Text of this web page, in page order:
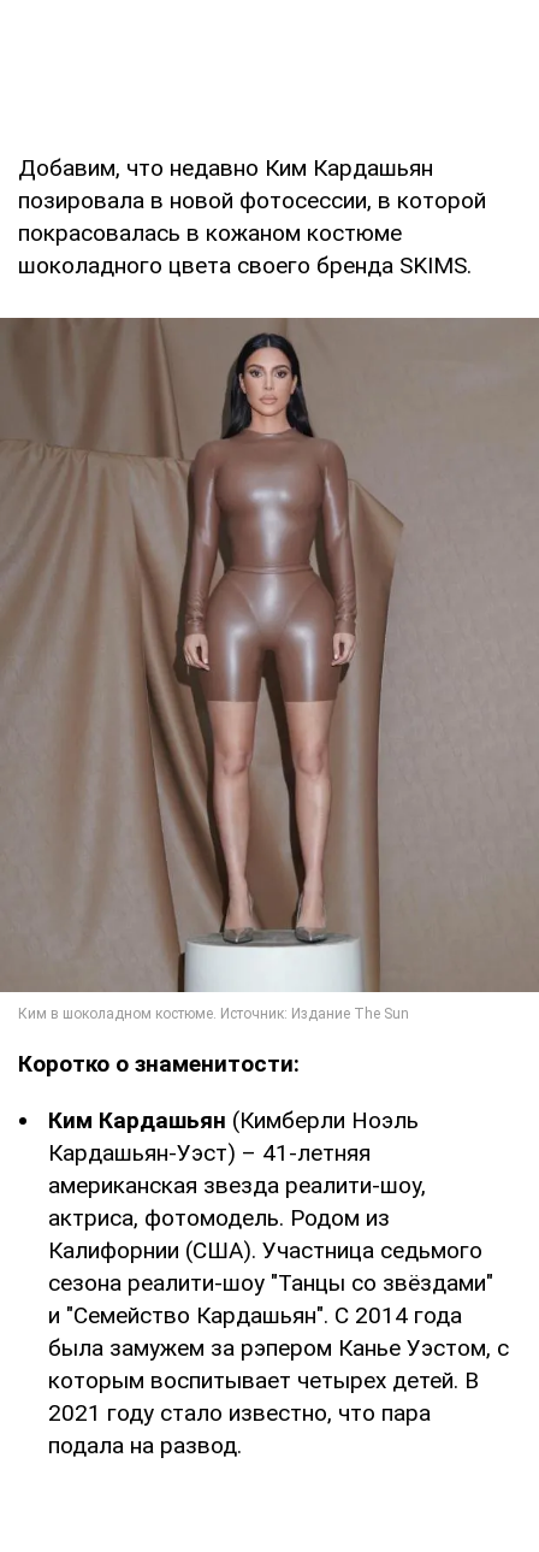
Добавим, что недавно Ким Кардашьян
позировала в новой фотосессии, в которой
покрасовалась в кожаном костюме
шоколадного цвета своего бренда SKIMS.
Коротко о знаменитости:
Ким Кардашьян (Кимберли Ноэль
Кардашьян-Уэст) – 41-летняя
американская звезда реалити-шоу,
актриса, фотомодель. Родом из
Калифорнии (США). Участница седьмого
сезона реалити-шоу "Танцы со звёздами"
и "Семейство Кардашьян". С 2014 года
была замужем за рэпером Канье Уэстом, с
которым воспитывает четырех детей. В
2021 году стало известно, что пара
подала на развод.